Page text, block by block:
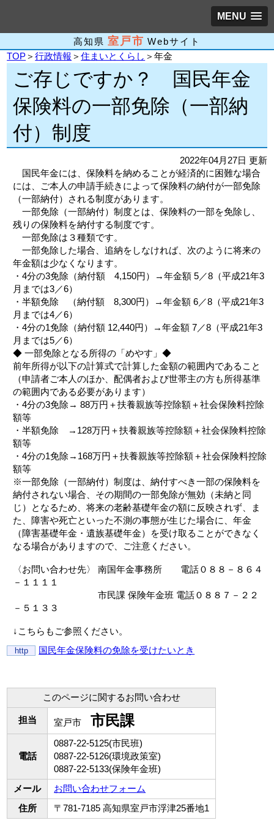
MENU
高知県 室戸市 Webサイト
TOP＞行政情報 ＞住まいとくらし ＞年金
ご存じですか？ 国民年金
保険料の一部免除（一部納
付）制度
2022年04月27日 更新
国民年金には、保険料を納めることが経済的に困難な場合
には、ご本人の申請手続きによって保険料の納付が一部免除
（一部納付）される制度があります。
一部免除（一部納付）制度とは、保険料の一部を免除し、
残りの保険料を納付する制度です。
一部免除は３種類です。
一部免除した場合、追納をしなければ、次のように将来の
年金額は少なくなります。
・4分の3免除（納付額 4,150円）→年金額 5／8（平成21年3
月までは3／6）
・半額免除 （納付額 8,300円）→年金額 6／8（平成21年3
月までは4／6）
・4分の1免除（納付額 12,440円）→年金額 7／8（平成21年3
月までは5／6）
◆ 一部免除となる所得の「めやす」◆
前年所得が以下の計算式で計算した金額の範囲内であること
（申請者ご本人のほか、配偶者および世帯主の方も所得基準
の範囲内である必要があります）
・4分の3免除→ 88万円＋扶養親族等控除額＋社会保険料控除
額等
・半額免除 →128万円＋扶養親族等控除額＋社会保険料控除
額等
・4分の1免除→168万円＋扶養親族等控除額＋社会保険料控除
額等
※一部免除（一部納付）制度は、納付すべき一部の保険料を
納付されない場合、その期間の一部免除が無効（未納と同
じ）となるため、将来の老齢基礎年金の額に反映されず、ま
た、障害や死亡といった不測の事態が生じた場合に、年金
（障害基礎年金・遺族基礎年金）を受け取ることができなく
なる場合がありますので、ご注意ください。
〈お問い合わせ先〉 南国年金事務所 電話０８８－８６４
－１１１１
市民課 保険年金班 電話０８８７－２２
－５１３３
↓こちらもご参照ください。
http 国民年金保険料の免除を受けたいとき
このページに関するお問い合わせ
担当 室戸市 市民課
電話
0887-22-5125(市民班)
0887-22-5126(環境政策室)
0887-22-5133(保険年金班)
メール
お問い合わせフォーム
住所
〒781-7185 高知県室戸市浮津25番地1